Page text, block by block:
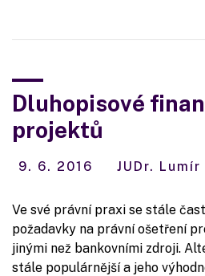
Dluhopisové
projektů
9. 6. 2016 JUDr.
Ve své právní praxi se stále
požadavky na právní ošetření
jinými než bankovními zdroji.
stále populárnější a jeho